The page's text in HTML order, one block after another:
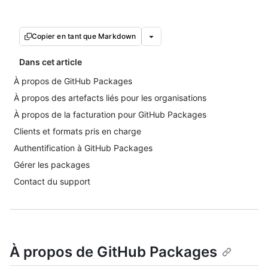
Copier en tant que Markdown
Dans cet article
À propos de GitHub Packages
À propos des artefacts liés pour les organisations
À propos de la facturation pour GitHub Packages
Clients et formats pris en charge
Authentification à GitHub Packages
Gérer les packages
Contact du support
À propos de GitHub Packages